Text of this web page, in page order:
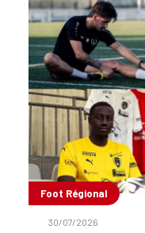
Foot Régional
30/07/2026